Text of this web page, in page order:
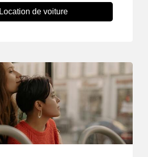
Location de voiture